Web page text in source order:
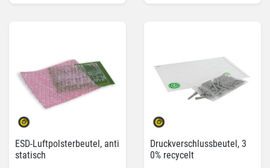
ESD-Luftpolsterbeutel, anti
statisch
Druckverschlussbeutel, 3
0% recycelt